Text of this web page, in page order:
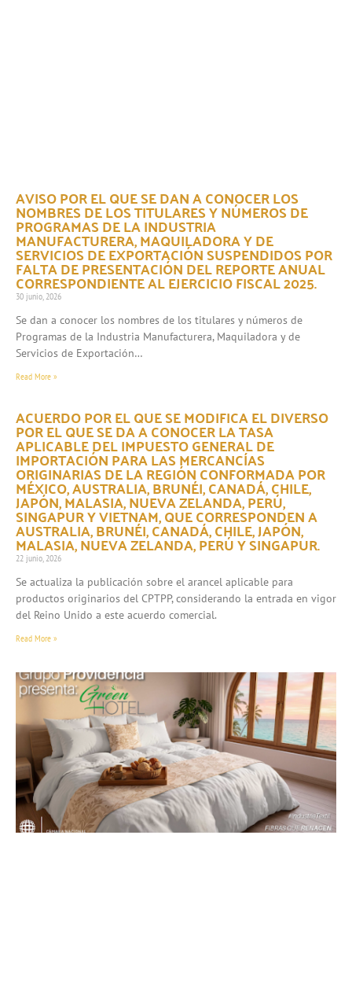
AVISO POR EL QUE SE DAN A CONOCER LOS
NOMBRES DE LOS TITULARES Y NÚMEROS DE
PROGRAMAS DE LA INDUSTRIA
MANUFACTURERA, MAQUILADORA Y DE
SERVICIOS DE EXPORTACIÓN SUSPENDIDOS POR
FALTA DE PRESENTACIÓN DEL REPORTE ANUAL
CORRESPONDIENTE AL EJERCICIO FISCAL 2025.
30 junio, 2026
Se dan a conocer los nombres de los titulares y números de
Programas de la Industria Manufacturera, Maquiladora y de
Servicios de Exportación…
Read More »
ACUERDO POR EL QUE SE MODIFICA EL DIVERSO
POR EL QUE SE DA A CONOCER LA TASA
APLICABLE DEL IMPUESTO GENERAL DE
IMPORTACIÓN PARA LAS MERCANCÍAS
ORIGINARIAS DE LA REGIÓN CONFORMADA POR
MÉXICO, AUSTRALIA, BRUNÉI, CANADÁ, CHILE,
JAPÓN, MALASIA, NUEVA ZELANDA, PERÚ,
SINGAPUR Y VIETNAM, QUE CORRESPONDEN A
AUSTRALIA, BRUNÉI, CANADÁ, CHILE, JAPÓN,
MALASIA, NUEVA ZELANDA, PERÚ Y SINGAPUR.
22 junio, 2026
Se actualiza la publicación sobre el arancel aplicable para
productos originarios del CPTPP, considerando la entrada en vigor
del Reino Unido a este acuerdo comercial.
Read More »